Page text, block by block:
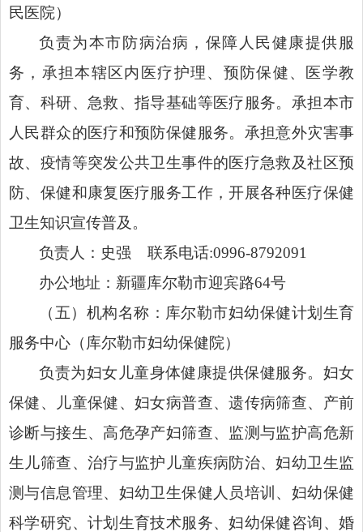
民医院）
负责为本市防病治病，保障人民健康提供服
务，承担本辖区内医疗护理、预防保健、医学教
育、科研、急救、指导基础等医疗服务。承担本市
人民群众的医疗和预防保健服务。承担意外灾害事
故、疫情等突发公共卫生事件的医疗急救及社区预
防、保健和康复医疗服务工作，开展各种医疗保健
卫生知识宣传普及。
负责人：史强 联系电话:0996-8792091
办公地址：新疆库尔勒市迎宾路64号
（五）机构名称：库尔勒市妇幼保健计划生育
服务中心（库尔勒市妇幼保健院）
负责为妇女儿童身体健康提供保健服务。妇女
保健、儿童保健、妇女病普查、遗传病筛查、产前
诊断与接生、高危孕产妇筛查、监测与监护高危新
生儿筛查、治疗与监护儿童疾病防治、妇幼卫生监
测与信息管理、妇幼卫生保健人员培训、妇幼保健
科学研究、计划生育技术服务、妇幼保健咨询、婚